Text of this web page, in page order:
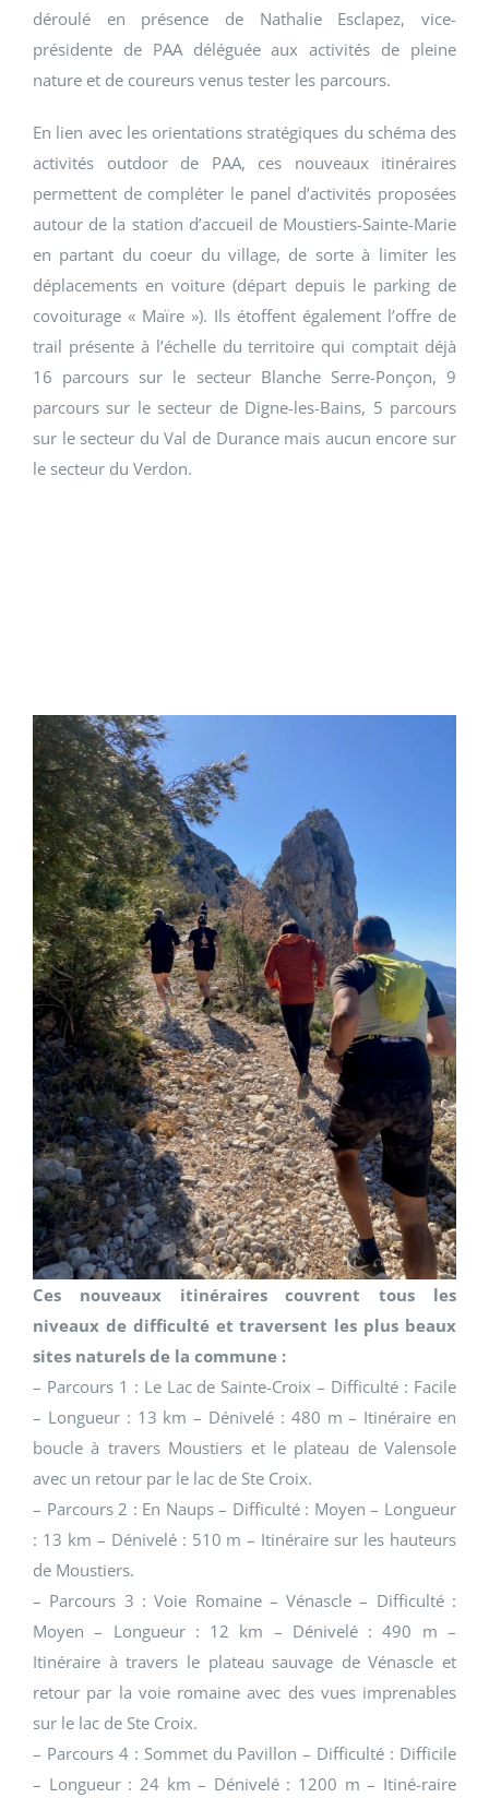
déroulé en présence de Nathalie Esclapez, vice-
présidente de PAA déléguée aux activités de pleine
nature et de coureurs venus tester les parcours.
En lien avec les orientations stratégiques du schéma des
activités outdoor de PAA, ces nouveaux itinéraires
permettent de compléter le panel d’activités proposées
autour de la station d’accueil de Moustiers-Sainte-Marie
en partant du coeur du village, de sorte à limiter les
déplacements en voiture (départ depuis le parking de
covoiturage « Maïre »). Ils étoffent également l’offre de
trail présente à l’échelle du territoire qui comptait déjà
16 parcours sur le secteur Blanche Serre-Ponçon, 9
parcours sur le secteur de Digne-les-Bains, 5 parcours
sur le secteur du Val de Durance mais aucun encore sur
le secteur du Verdon.
Ces nouveaux itinéraires couvrent tous les
niveaux de difficulté et traversent les plus beaux
sites naturels de la commune :
– Parcours 1 : Le Lac de Sainte-Croix – Difficulté : Facile
– Longueur : 13 km – Dénivelé : 480 m – Itinéraire en
boucle à travers Moustiers et le plateau de Valensole
avec un retour par le lac de Ste Croix.
– Parcours 2 : En Naups – Difficulté : Moyen – Longueur
: 13 km – Dénivelé : 510 m – Itinéraire sur les hauteurs
de Moustiers.
– Parcours 3 : Voie Romaine – Vénascle – Difficulté :
Moyen – Longueur : 12 km – Dénivelé : 490 m –
Itinéraire à travers le plateau sauvage de Vénascle et
retour par la voie romaine avec des vues imprenables
sur le lac de Ste Croix.
– Parcours 4 : Sommet du Pavillon – Difficulté : Difficile
– Longueur : 24 km – Dénivelé : 1200 m – Itiné-raire